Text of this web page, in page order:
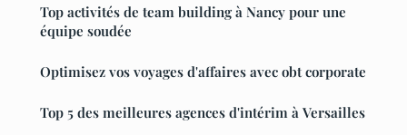
Top activités de team building à Nancy pour une
équipe soudée
Optimisez vos voyages d'affaires avec obt corporate
Top 5 des meilleures agences d'intérim à Versailles